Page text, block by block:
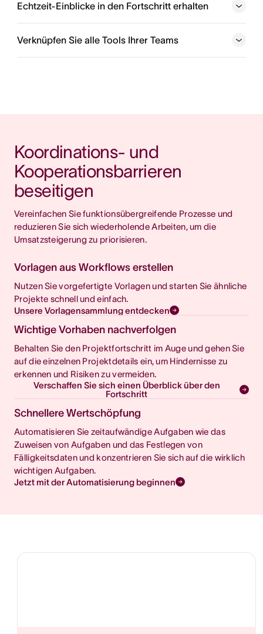
Echtzeit-Einblicke in den Fortschritt erhalten
Verknüpfen Sie alle Tools Ihrer Teams
Koordinations- und
Kooperationsbarrieren
beseitigen
Vereinfachen Sie funktionsübergreifende Prozesse und
reduzieren Sie sich wiederholende Arbeiten, um die
Umsatzsteigerung zu priorisieren.
Vorlagen aus Workflows erstellen
Nutzen Sie vorgefertigte Vorlagen und starten Sie ähnliche
Projekte schnell und einfach.
Unsere Vorlagensammlung entdecken
Wichtige Vorhaben nachverfolgen
Behalten Sie den Projektfortschritt im Auge und gehen Sie
auf die einzelnen Projektdetails ein, um Hindernisse zu
erkennen und Risiken zu vermeiden.
Verschaffen Sie sich einen Überblick über den
Fortschritt
Schnellere Wertschöpfung
Automatisieren Sie zeitaufwändige Aufgaben wie das
Zuweisen von Aufgaben und das Festlegen von
Fälligkeitsdaten und konzentrieren Sie sich auf die wirklich
wichtigen Aufgaben.
Jetzt mit der Automatisierung beginnen